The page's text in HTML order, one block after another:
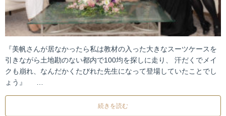
『美帆さんが居なかったら私は教材の入った大きなスーツケースを
引きながら土地勘のない都内で100均を探しに走り、 汗だくでメイ
クも崩れ、なんだかくたびれた先生になって登場していたことでし
ょう』 …
続きを読む